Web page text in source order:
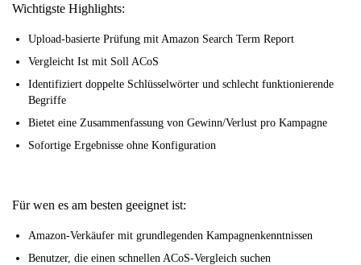
Wichtigste Highlights:
Upload-basierte Prüfung mit Amazon Search Term Report
Vergleicht Ist mit Soll ACoS
Identifiziert doppelte Schlüsselwörter und schlecht funktionierende
Begriffe
Bietet eine Zusammenfassung von Gewinn/Verlust pro Kampagne
Sofortige Ergebnisse ohne Konfiguration
Für wen es am besten geeignet ist:
Amazon-Verkäufer mit grundlegenden Kampagnenkenntnissen
Benutzer, die einen schnellen ACoS-Vergleich suchen